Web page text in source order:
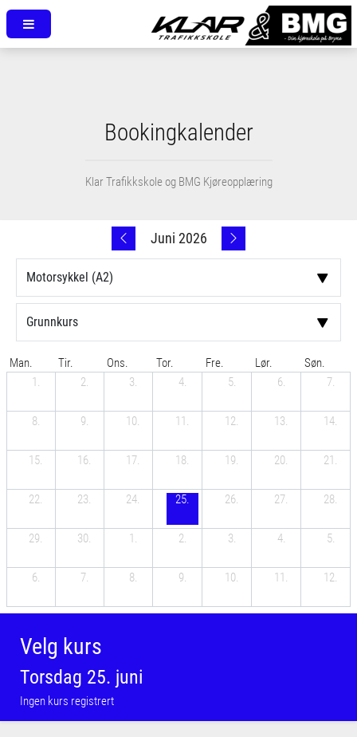
Bookingkalender
Klar Trafikkskole og BMG Kjøreopplæring
Juni 2026
Man. Tir. Ons. Tor. Fre. Lør.
Søn.
1.
2. 3. 4. 5. 6. 7.
8. 9. 10. 11. 12. 13. 14.
15. 16. 17. 18. 19. 20. 21.
22. 23. 24. 25. 26. 27. 28.
29. 30. 1. 2. 3. 4. 5.
6. 7. 8. 9. 10. 11. 12.
Velg kurs
Torsdag 25. juni
Ingen kurs registrert